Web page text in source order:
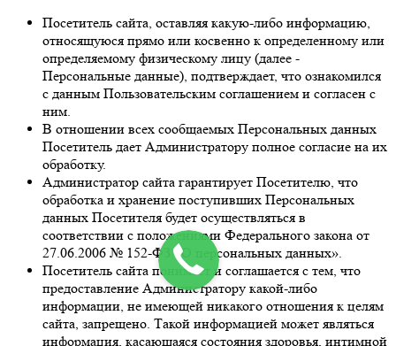
Посетитель сайта, оставляя какую-либо информацию,
относящуюся прямо или косвенно к определенному или
определяемому физическому лицу (далее -
Персональные данные), подтверждает, что ознакомился
с данным Пользовательским соглашением и согласен с
ним.
В отношении всех сообщаемых Персональных данных
Посетитель дает Администратору полное согласие на их
обработку.
Администратор сайта гарантирует Посетителю, что
обработка и хранение поступивших Персональных
данных Посетителя будет осуществляться в
соответствии с положениями Федерального закона от
27.06.2006 № 152-ФЗ «О персональных данных».
Посетитель сайта понимает и соглашается с тем, что
предоставление Администратору какой-либо
информации, не имеющей никакого отношения к целям
сайта, запрещено. Такой информацией может являться
информация, касающаяся состояния здоровья, интимной